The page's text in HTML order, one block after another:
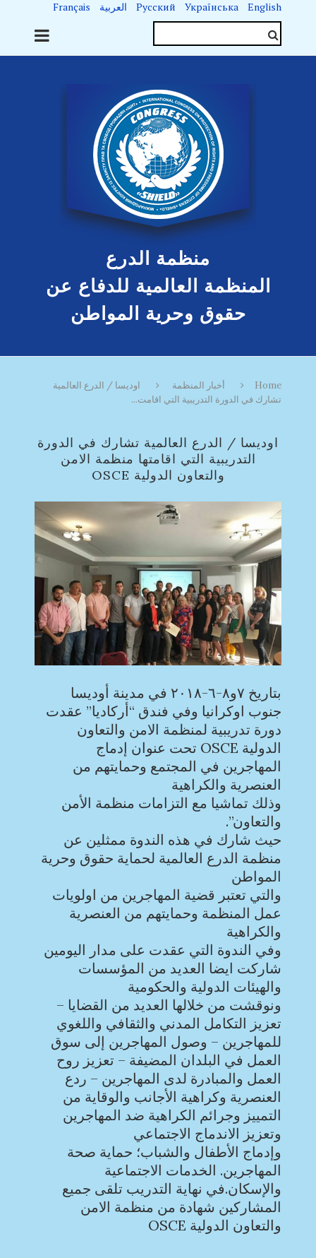
Русский Українська English العربية Français
منظمة الدرع
المنظمة العالمية للدفاع عن
حقوق وحرية المواطن
Home أخبار المنظمة
اوديسا / الدرع العالمية
تشارك في الدورة التدريبية التي اقامت...
اوديسا / الدرع العالمية تشارك في الدورة
التدريبية التي اقامتها منظمة الامن
والتعاون الدولية OSCE
بتاريخ ٧و٨-٦-٢٠١٨ في مدينة أوديسا
جنوب اوكرانيا وفي فندق “أركاديا” عقدت
دورة تدريبية لمنظمة الامن والتعاون
الدولية OSCE تحت عنوان إدماج
المهاجرين في المجتمع وحمايتهم من
العنصرية والكراهية
وذلك تماشيا مع التزامات منظمة الأمن
والتعاون”.
حيث شارك في هذه الندوة ممثلين عن
منظمة الدرع العالمية لحماية حقوق وحرية
المواطن
والتي تعتبر قضية المهاجرين من اولويات
عمل المنظمة وحمايتهم من العنصرية
والكراهية
وفي الندوة التي عقدت على مدار اليومين
شاركت ايضا العديد من المؤسسات
والهيئات الدولية والحكومية
ونوقشت من خلالها العديد من القضايا –
تعزيز التكامل المدني والثقافي واللغوي
للمهاجرين – وصول المهاجرين إلى سوق
العمل في البلدان المضيفة – تعزيز روح
العمل والمبادرة لدى المهاجرين – ردع
العنصرية وكراهية الأجانب والوقاية من
التمييز وجرائم الكراهية ضد المهاجرين
وتعزيز الاندماج الاجتماعي
وإدماج الأطفال والشباب؛ حماية صحة
المهاجرين. الخدمات الاجتماعية
والإسكان.في نهاية التدريب تلقى جميع
المشاركين شهادة من منظمة الامن
والتعاون الدولية OSCE